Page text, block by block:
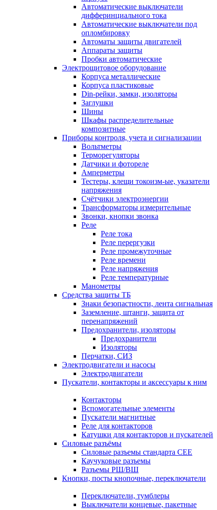
Автоматические выключатели
дифферинциального тока
Автоматические выключатели под
опломбировку
Автоматы защиты двигателей
Аппараты защиты
Пробки автоматические
Электрощитовое оборудование
Корпуса металлические
Корпуса пластиковые
Din-рейки, замки, изоляторы
Заглушки
Шины
Шкафы распределительные
композитные
Приборы контроля, учета и сигнализации
Вольтметры
Терморегуляторы
Датчики и фотореле
Амперметры
Тестеры, клещи токоизм-ые, указатели
напряжения
Счётчики электроэнергии
Трансформаторы измерительные
Звонки, кнопки звонка
Реле
Реле тока
Реле перергузки
Реле промежуточные
Реле времени
Реле напряжения
Реле температурные
Манометры
Средства защиты ТБ
Знаки безопастности, лента сигнальная
Заземление, штанги, защита от
перенапряжений
Предохранители, изоляторы
Предохранители
Изоляторы
Перчатки, СИЗ
Электродвигатели и насосы
Электродвигатели
Пускатели, контакторы и аксессуары к ним
Контакторы
Вспомогательные элементы
Пускатели магнитные
Реле для контакторов
Катушки для контакторов и пускателей
Силовые разъёмы
Силовые разъемы стандарта СЕЕ
Каучуковые разъемы
Разъемы РШ/ВШ
Кнопки, посты кнопочные, переключатели
Переключатели, тумблеры
Выключатели концевые, пакетные